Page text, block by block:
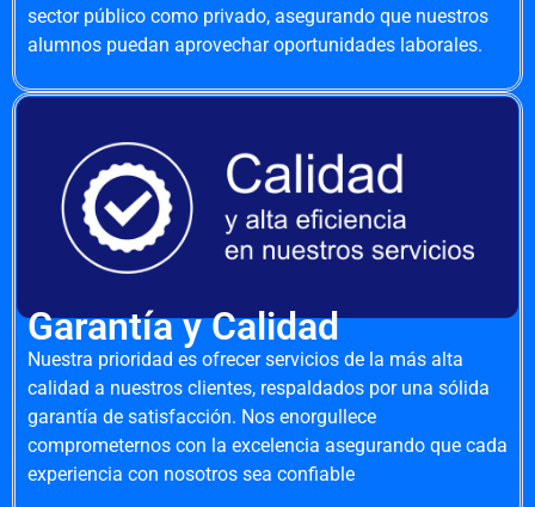
sector público como privado, asegurando que nuestros
alumnos puedan aprovechar oportunidades laborales.
Garantía y Calidad
Nuestra prioridad es ofrecer servicios de la más alta
calidad a nuestros clientes, respaldados por una sólida
garantía de satisfacción. Nos enorgullece
comprometernos con la excelencia asegurando que cada
experiencia con nosotros sea confiable